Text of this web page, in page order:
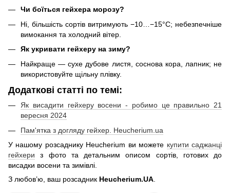
Чи боїться гейхера морозу?
Ні, більшість сортів витримують −10…−15°C; небезпечніше
вимокання та холодний вітер.
Як укривати гейхеру на зиму?
Найкраще — сухе дубове листя, соснова кора, лапник; не
використовуйте щільну плівку.
Додаткові статті по темі:
Як висадити гейхеру восени - робимо це правильно 21
вересня 2024
Пам'ятка з догляду гейхер. Heucherium.ua
У нашому розсаднику Heucherium ви можете купити саджанці
гейхери з фото та детальним описом сортів, готових до
висадки восени та зимівлі.
З любов’ю, ваш розсадник Heucherium.UA